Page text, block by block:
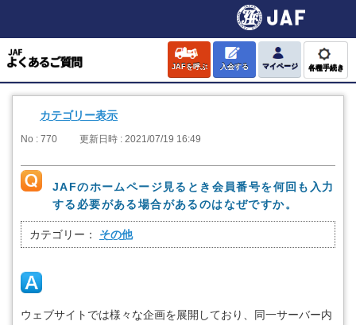
JAFを呼ぶ 入会する マイページ 各種手続き
カテゴリー表示
No : 770 更新日時 : 2021/07/19 16:49
JAFのホームページ見るとき会員番号を何回も入力
する必要がある場合があるのはなぜですか。
カテゴリー： その他
ウェブサイトでは様々な企画を展開しており、同一サーバー内